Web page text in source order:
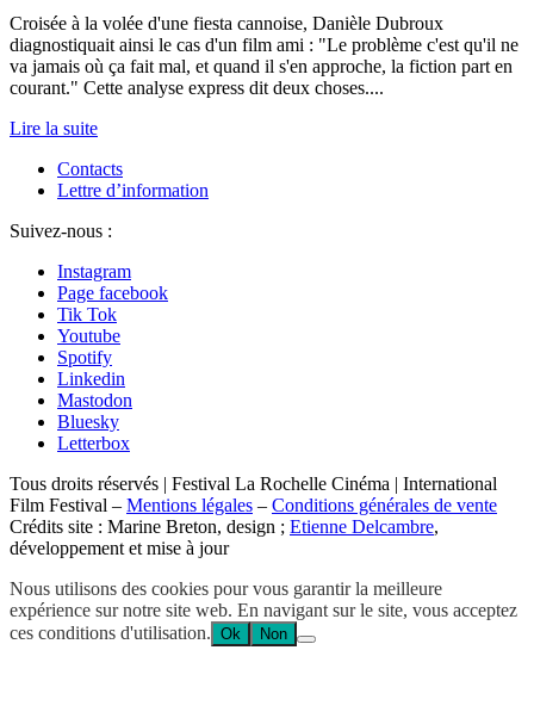
Croisée à la volée d'une fiesta cannoise, Danièle Dubroux
diagnostiquait ainsi le cas d'un film ami : "Le problème c'est qu'il ne
va jamais où ça fait mal, et quand il s'en approche, la fiction part en
courant." Cette analyse express dit deux choses....
Lire la suite
Contacts
Lettre d’information
Suivez-nous :
Instagram
Page facebook
Tik Tok
Youtube
Spotify
Linkedin
Mastodon
Bluesky
Letterbox
Tous droits réservés | Festival La Rochelle Cinéma | International
Film Festival – Mentions légales – Conditions générales de vente
Crédits site : Marine Breton, design ; Etienne Delcambre,
développement et mise à jour
Nous utilisons des cookies pour vous garantir la meilleure
expérience sur notre site web. En navigant sur le site, vous acceptez
ces conditions d'utilisation. Ok Non